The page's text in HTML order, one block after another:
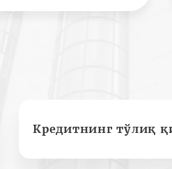
Кредитнинг тўлиқ